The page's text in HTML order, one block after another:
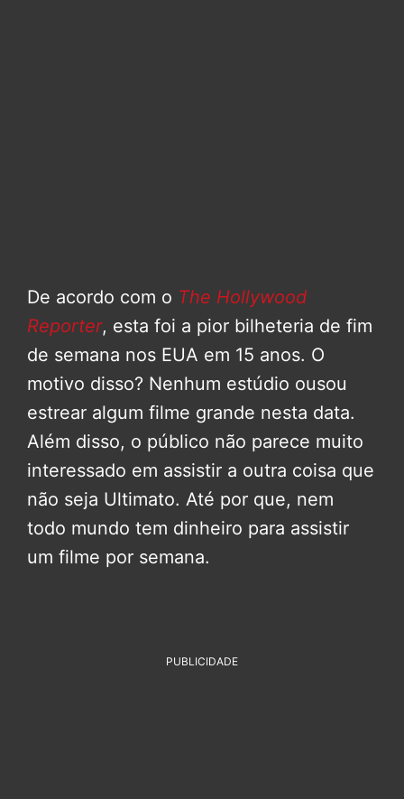
De acordo com o The Hollywood
Reporter, esta foi a pior bilheteria de fim
de semana nos EUA em 15 anos. O
motivo disso? Nenhum estúdio ousou
estrear algum filme grande nesta data.
Além disso, o público não parece muito
interessado em assistir a outra coisa que
não seja Ultimato. Até por que, nem
todo mundo tem dinheiro para assistir
um filme por semana.
PUBLICIDADE